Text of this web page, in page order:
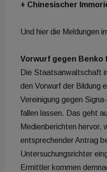
+ Chinesischer
Und hier die Meldungen
Vorwurf gegen Benko
Die Staatsanwaltschaft
den Vorwurf der Bildung
Vereinigung gegen
fallen lassen. Das geht
Medienberichten hervor,
entsprechender Antrag
Untersuchungsrichter
Ermittler kommen